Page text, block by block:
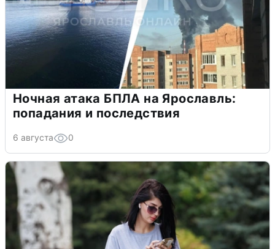
Ночная атака БПЛА на Ярославль:
попадания и последствия
6 августа 0